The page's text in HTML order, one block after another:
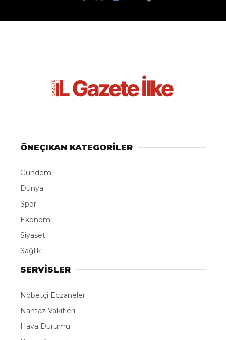
ÖNEÇIKAN KATEGORİLER
Gündem
Dünya
Spor
Ekonomi
Siyaset
Sağlık
SERVİSLER
Nöbetçi Eczaneler
Namaz Vakitleri
Hava Durumu